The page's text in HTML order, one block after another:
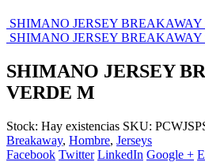
SHIMANO JERSEY BREAKAWAY
SHIMANO JERSEY
SHIMANO JERSEY
VERDE M
Stock: Hay existencias SKU:
Breakaway, Hombre, Jerseys
Facebook Twitter LinkedIn Google +